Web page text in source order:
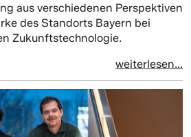
aus verschiedenen Perspektiven
des Standorts Bayern bei
Zukunftstechnologie.
weiterlesen...